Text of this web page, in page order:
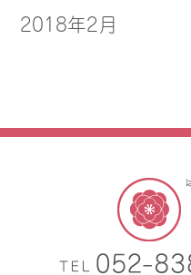
2018年2月